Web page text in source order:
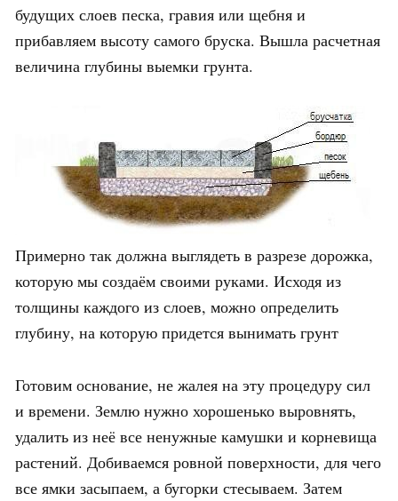
будущих слоев песка, гравия или щебня и
прибавляем высоту самого бруска. Вышла расчетная
величина глубины выемки грунта.
Примерно так должна выглядеть в разрезе дорожка,
которую мы создаём своими руками. Исходя из
толщины каждого из слоев, можно определить
глубину, на которую придется вынимать грунт
Готовим основание, не жалея на эту процедуру сил
и времени. Землю нужно хорошенько выровнять,
удалить из неё все ненужные камушки и корневища
растений. Добиваемся ровной поверхности, для чего
все ямки засыпаем, а бугорки стесываем. Затем